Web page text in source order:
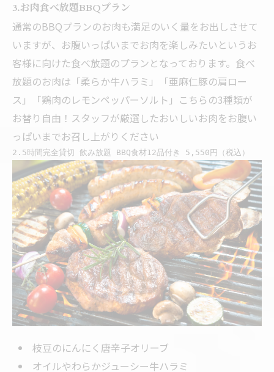
3.お肉食べ放題BBQプラン
通常のBBQプランのお肉も満足のいく量をお出しさせて
いますが、お腹いっぱいまでお肉を楽しみたいというお
客様に向けた食べ放題のプランとなっております。食べ
放題のお肉は「柔らか牛ハラミ」「亜麻仁豚の肩ロー
ス」「鶏肉のレモンペッパーソルト」こちらの3種類が
お替り自由！スタッフが厳選したおいしいお肉をお腹い
っぱいまでお召し上がりください
2.5時間完全貸切 飲み放題 BBQ食材12品付き 5,550円（税込）
枝豆のにんにく唐辛子オリーブ
オイルやわらかジューシー牛ハラミ